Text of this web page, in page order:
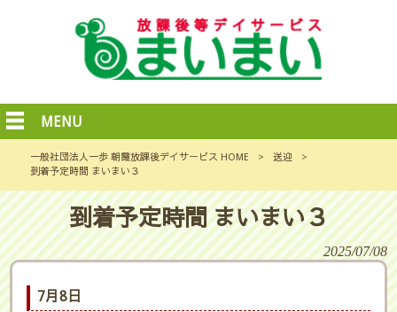
MENU
一般社団法人一歩 朝霞放課後デイサービス HOME > 送迎
>
到着予定時間 まいまい３
到着予定時間 まいまい３
2025/07/08
7月8日